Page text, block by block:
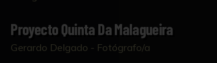
Proyecto Quinta Da Malagueira
Gerardo Delgado - Fotógrafo/a